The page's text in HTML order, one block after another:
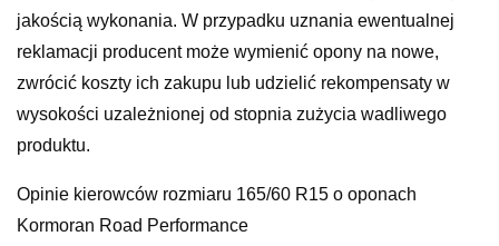
jakością wykonania. W przypadku uznania ewentualnej
reklamacji producent może wymienić opony na nowe,
zwrócić koszty ich zakupu lub udzielić rekompensaty w
wysokości uzależnionej od stopnia zużycia wadliwego
produktu.
Opinie kierowców rozmiaru 165/60 R15 o oponach
Kormoran Road Performance